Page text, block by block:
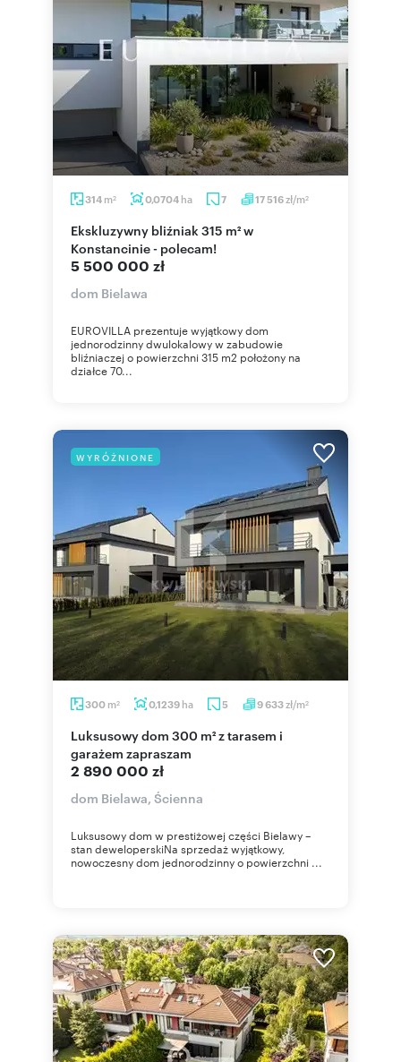
314 m2 0,0704 ha 7 17 516zł/m2
Ekskluzywny bliźniak 315 m² w
Konstancinie - polecam!
5 500 000 zł
dom Bielawa
EUROVILLA prezentuje wyjątkowy dom
jednorodzinny dwulokalowy w zabudowie
bliźniaczej o powierzchni 315 m2 położony na
działce 70...
WYRÓŻNIONE
300 m2 0,1239 ha 5 9 633zł/m2
Luksusowy dom 300 m² z tarasem i
garażem zapraszam
2 890 000 zł
dom Bielawa, Ścienna
Luksusowy dom w prestiżowej części Bielawy –
stan deweloperskiNa sprzedaż wyjątkowy,
nowoczesny dom jednorodzinny o powierzchni ...